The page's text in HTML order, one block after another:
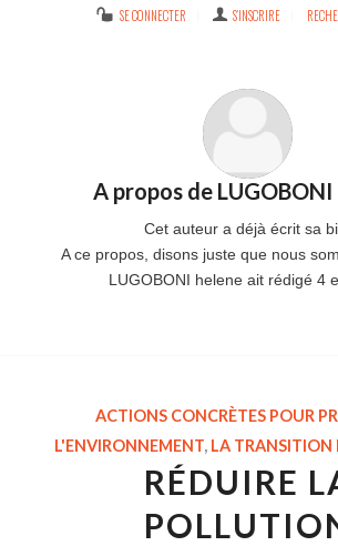
SE CONNECTER S’INSCRIRE
A propos de
Cet auteur a déjà écrit sa
A ce propos, disons juste que nous
LUGOBONI heleneait rédigé 4
ACTIONS CONCRÈTES POUR
L'ENVIRONNEMENT, LA TRANSITION
RÉDUIRE